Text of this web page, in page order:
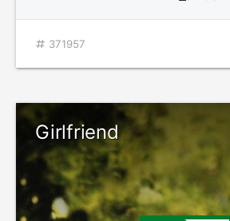
371957
Girlfriend